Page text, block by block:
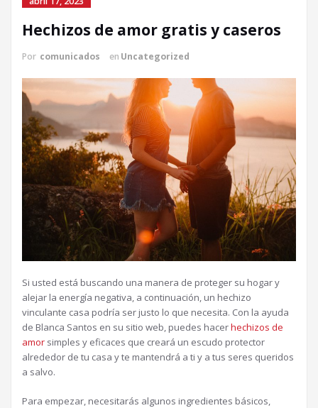
Hechizos de amor gratis y caseros
Por comunicados en Uncategorized
Si usted está buscando una manera de proteger su hogar y
alejar la energía negativa, a continuación, un hechizo
vinculante casa podría ser justo lo que necesita. Con la ayuda
de Blanca Santos en su sitio web, puedes hacerhechizos de
amor simples y eficaces que creará un escudo protector
alrededor de tu casa y te mantendrá a ti y a tus seres queridos
a salvo.
Para empezar, necesitarás algunos ingredientes básicos,